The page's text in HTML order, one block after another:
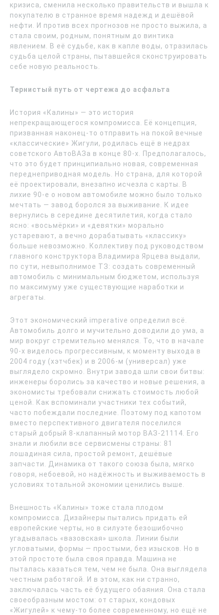
кризиса, сменила несколько правительств и вышла к
покупателю в странное время надежд и дешёвой
нефти. И против всех прогнозов не просто выжила, а
стала своим, родным, понятным до винтика
явлением. В её судьбе, как в капле воды, отразилась
судьба целой страны, пытавшейся сконструировать
себе новую реальность.
Тернистый путь от чертежа до асфальта
История «Калины» — это история
непрекращающегося компромисса. Её концепция,
призванная наконец-то отправить на покой вечные
«классические» Жигули, родилась ещё в недрах
советского АвтоВАЗа в конце 80-х. Предполагалось,
что это будет принципиально новая, современная
переднеприводная модель. Но страна, для которой
её проектировали, внезапно исчезла с карты. В
лихие 90-е о новом автомобиле можно было только
мечтать — завод боролся за выживание. К идее
вернулись в середине десятилетия, когда стало
ясно: «восьмёрки» и «девятки» морально
устаревают, а вечно дорабатывать «классику»
больше невозможно. Коллективу под руководством
главного конструктора Владимира Ярцева выдали,
по сути, невыполнимое ТЗ: создать современный
автомобиль с минимальным бюджетом, используя
по максимуму уже существующие наработки и
агрегаты.
Этот экономический imperative определил всё.
Автомобиль долго и мучительно доводили до ума, а
мир вокруг стремительно менялся. То, что в начале
90-х виделось прогрессивным, к моменту выхода в
2004 году (хэтчбек) и в 2006-м (универсал) уже
выглядело скромно. Внутри завода шли свои битвы:
инженеры боролись за качество и новые решения, а
экономисты требовали снижать стоимость любой
ценой. Как вспоминали участники тех событий,
часто побеждали последние. Поэтому под капотом
вместо перспективного двигателя поселился
старый добрый 8-клапанный мотор ВАЗ-21114. Его
знали и любили все сервисмены страны: 81
лошадиная сила, простой ремонт, дешёвые
запчасти. Динамика от такого союза была, мягко
говоря, небоевой, но надёжность и выживаемость в
условиях тотальной экономии ценились выше.
Внешность «Калины» тоже стала плодом
компромисса. Дизайнеры пытались придать ей
европейские черты, но в силуэте безошибочно
угадывалась «вазовская» школа. Линии были
угловатыми, формы — простыми, без изысков. Но в
этой простоте была своя правда. Машина не
пыталась казаться тем, чем не была. Она выглядела
честным работягой. И в этом, как ни странно,
заключалась часть её будущего обаяния. Она стала
своеобразным мостом: от старых, кондовых
«Жигулей» к чему-то более современному, но ещё не